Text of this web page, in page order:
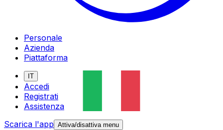
Personale
Azienda
Piattaforma
IT
Accedi
Registrati
Assistenza
Scarica l'app Attiva/disattiva menu